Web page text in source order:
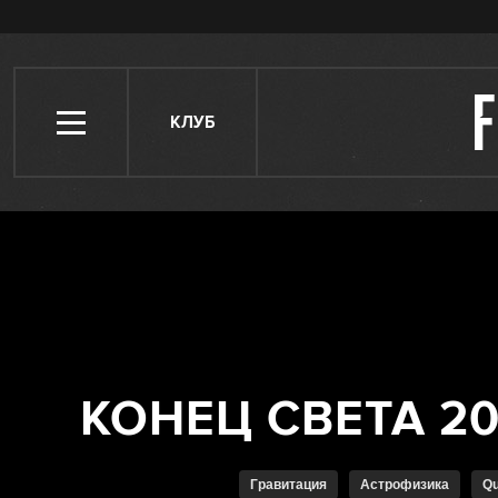
КЛУБ
Гравитация Астрофизика